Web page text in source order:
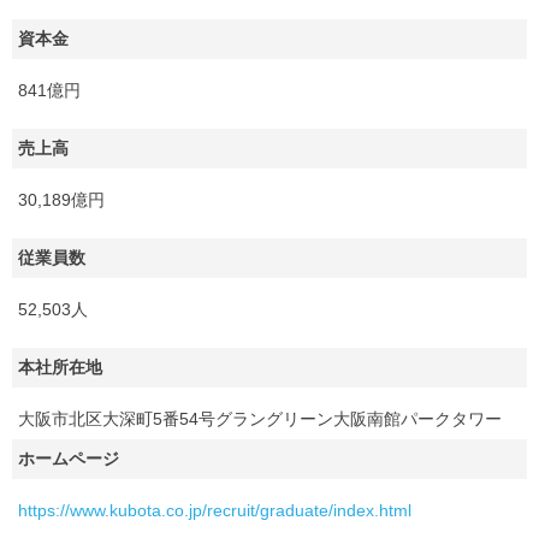
資本金
841億円
売上高
30,189億円
従業員数
52,503人
本社所在地
大阪市北区大深町5番54号グラングリーン大阪南館パークタワー
ホームページ
https://www.kubota.co.jp/recruit/graduate/index.html